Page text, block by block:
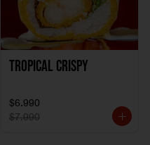
Tropical crispy
$6.990
$7.990